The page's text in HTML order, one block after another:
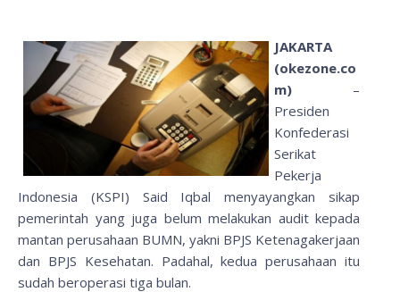
JAKARTA
(okezone.co
m) –
Presiden
Konfederasi
Serikat
Pekerja
Indonesia (KSPI) Said Iqbal menyayangkan sikap
pemerintah yang juga belum melakukan audit kepada
mantan perusahaan BUMN, yakni BPJS Ketenagakerjaan
dan BPJS Kesehatan. Padahal, kedua perusahaan itu
sudah beroperasi tiga bulan.